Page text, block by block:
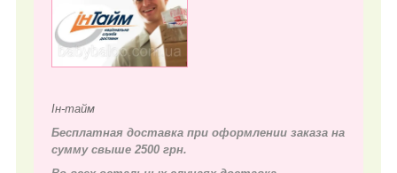
Ін-тайм
Бесплатная доставка при оформлении заказа на
сумму свыше 2500 грн.